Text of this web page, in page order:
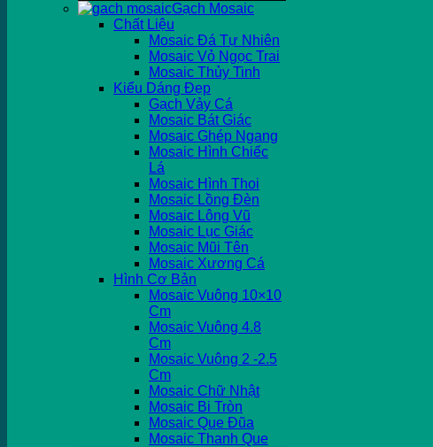
Gạch Mosaic
Chất Liệu
Mosaic Đá Tự Nhiên
Mosaic Vỏ Ngọc Trai
Mosaic Thủy Tinh
Kiểu Dáng Đẹp
Gạch Vảy Cá
Mosaic Bát Giác
Mosaic Ghép Ngang
Mosaic Hình Chiếc
Lá
Mosaic Hình Thoi
Mosaic Lồng Đèn
Mosaic Lông Vũ
Mosaic Lục Giác
Mosaic Mũi Tên
Mosaic Xương Cá
Hình Cơ Bản
Mosaic Vuông 10×10
Cm
Mosaic Vuông 4.8
Cm
Mosaic Vuông 2 -2.5
Cm
Mosaic Chữ Nhật
Mosaic Bi Tròn
Mosaic Que Đũa
Mosaic Thanh Que